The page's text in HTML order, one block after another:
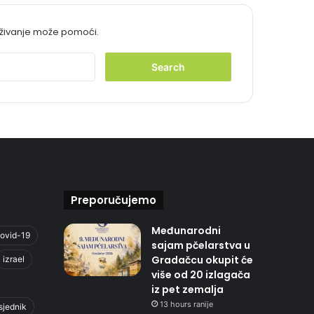
može pomoći.
r
19
izrael
Preporučujemo
Međunarodni
sajam pčelarstva u
Gradačcu okupit će
više od 20 izlagača
iz pet zemalja
13 hours ranije